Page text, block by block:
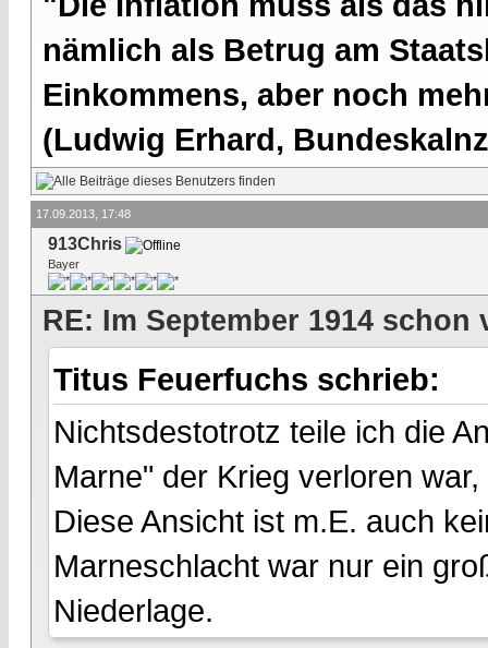
nämlich als Betrug am
Einkommens, aber noch
(Ludwig Erhard,
17.09.2013, 17:48
913Chris
Bayer
RE: Im September 1914 schon
Titus Feuerfuchs schrieb:
Nichtsdestotrotz teile ich die
Marne" der Krieg verloren war,
Diese Ansicht ist m.E. auch
Marneschlacht war nur ein
Niederlage.